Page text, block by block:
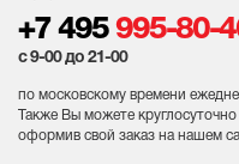
+7 495 995-80-
с 9-00 до 21-00
по московскому времени
Также Вы можете
оформив свой заказ на нашем